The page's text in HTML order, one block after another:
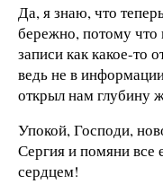
Да, я знаю, что
бережно, потому что
записи как какое-то
ведь не в
открыл нам глубину
Упокой, Господи,
Сергия и помяни все
сердцем!